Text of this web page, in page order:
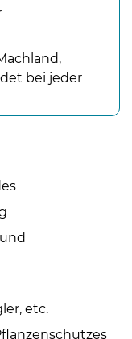
bei jeder
etc.